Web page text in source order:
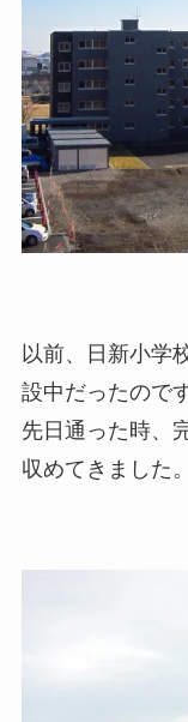
以前、日新小学
設中だったので
先日通った時、
収めてきました。